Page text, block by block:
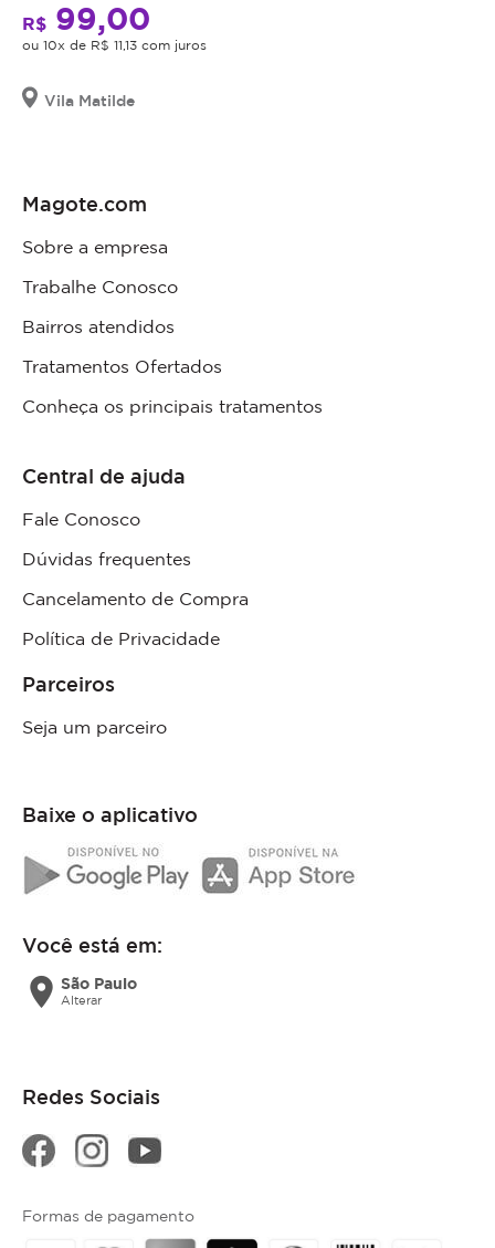
R$ 99,00
ou 10x de R$ 11,13 com juros
Vila Matilde
Magote.com
Sobre a empresa
Trabalhe Conosco
Bairros atendidos
Tratamentos Ofertados
Conheça os principais tratamentos
Central de ajuda
Fale Conosco
Dúvidas frequentes
Cancelamento de Compra
Política de Privacidade
Parceiros
Seja um parceiro
Baixe o aplicativo
Você está em:
location_on São Paulo
Alterar
Redes Sociais
Formas de pagamento